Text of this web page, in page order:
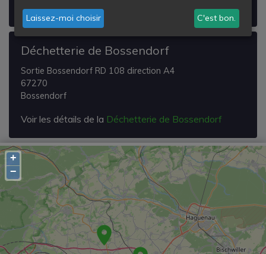
Voir les détails de la Déchetterie de Mutzenhouse
Déchetterie de Bossendorf
Sortie Bossendorf RD 108 direction A4
67270
Bossendorf
Voir les détails de la Déchetterie de Bossendorf
+
−
Laissez-moi choisir C'est bon.